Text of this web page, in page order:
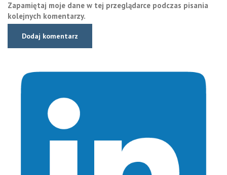
Zapamiętaj moje dane w tej przeglądarce podczas pisania
kolejnych komentarzy.